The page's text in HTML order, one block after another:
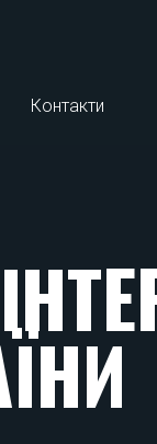
Контакти